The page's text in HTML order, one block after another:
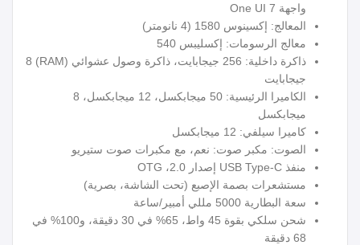
واجهة One UI 7
المعالج: إكسينوس 1580 (4 نانومتر)
معالج الرسومات: إكسليبس 540
ذاكرة داخلية: 256 جيجابايت، ذاكرة وصول عشوائي (RAM) 8
جيجابايت
الكاميرا الرئيسية: 50 ميجابكسل، 12 ميجابكسل، 8
ميجابكسل
كاميرا سيلفي: 12 ميجابكسل
الصوت: مكبر صوت: نعم، مع مكبرات صوت ستيريو
منفذ USB Type-C إصدار 2.0، OTG
مستشعرات بصمة الإصبع (تحت الشاشة، بصرية)
سعة البطارية 5000 مللي أمبير/ساعة
شحن سلكي بقوة 45 واط، 65% في 30 دقيقة، و100% في
68 دقيقة